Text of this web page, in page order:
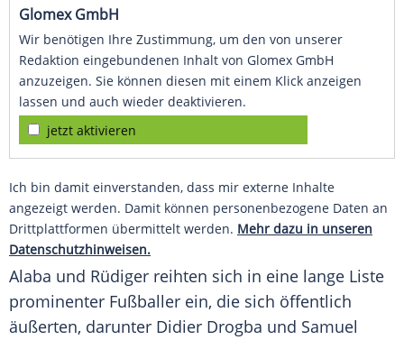
Glomex GmbH
Wir benötigen Ihre Zustimmung, um den von unserer
Redaktion eingebundenen Inhalt von Glomex GmbH
anzuzeigen. Sie können diesen mit einem Klick anzeigen
lassen und auch wieder deaktivieren.
jetzt aktivieren
Ich bin damit einverstanden, dass mir externe Inhalte
angezeigt werden. Damit können personenbezogene Daten an
Drittplattformen übermittelt werden. Mehr dazu in unseren
Datenschutzhinweisen.
Alaba und Rüdiger reihten sich in eine lange Liste
prominenter Fußballer ein, die sich öffentlich
äußerten, darunter Didier Drogba und Samuel